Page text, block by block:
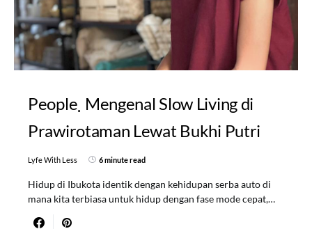
People Mengenal Slow Living di
Prawirotaman Lewat Bukhi Putri
Lyfe With Less 6 minute read
Hidup di Ibukota identik dengan kehidupan serba auto di
mana kita terbiasa untuk hidup dengan fase mode cepat,…